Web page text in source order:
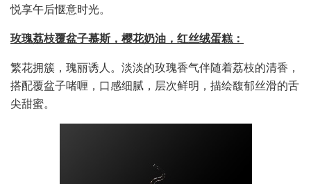
悦享午后惬意时光。
玫瑰荔枝覆盆⼦慕斯， 樱花奶油，红丝绒蛋糕：
繁花拥簇，瑰丽诱人。淡淡的玫瑰香气伴随着荔枝的清香，
搭配覆盆子啫喱，口感细腻，层次鲜明，描绘馥郁丝滑的舌
尖甜蜜。